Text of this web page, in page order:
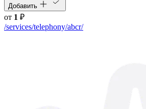
Добавить
от 1 ₽
/services/telephony/abcr/